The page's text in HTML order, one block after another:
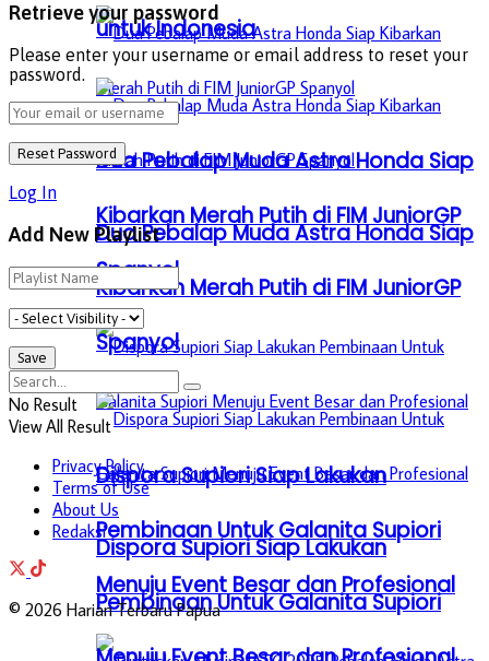
Dua Pebalap Muda Astra Honda Siap
Kibarkan Merah Putih di FIM JuniorGP
Spanyol
Dispora Supiori Siap Lakukan
Pembinaan Untuk Galanita Supiori
Menuju Event Besar dan Profesional
untuk Indonesia
Dua Pebalap Muda Astra Honda Siap
Kibarkan Merah Putih di FIM JuniorGP
Spanyol
Dispora Supiori Siap Lakukan
Pembinaan Untuk Galanita Supiori
Retrieve your password
Please enter your username or email address to reset your
password.
Log In
Add New Playlist
No Result
View All Result
Privacy Policy
Terms of Use
About Us
Redaksi
© 2026 Harian Terbaru Papua